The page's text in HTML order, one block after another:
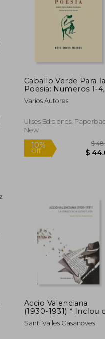
Caballo Verde Para la
Poesia: Numeros 1-4,
Madrid, 1935-1936 (in
Spanish)
Varios Autores
Ulises Ediciones,
New
10%
Accio Valenciana
(1930-1931) * Inclou
la Consciència
Desvetlada
Santi Valles Casanoves